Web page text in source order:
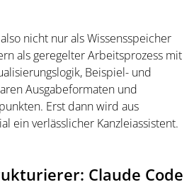
nicht nur als Wissensspeicher
als geregelter Arbeitsprozess mit
Beispiel- und
Ausgabeformaten und
Erst dann wird aus
ein verlässlicher Kanzleiassistent.
Claude Code